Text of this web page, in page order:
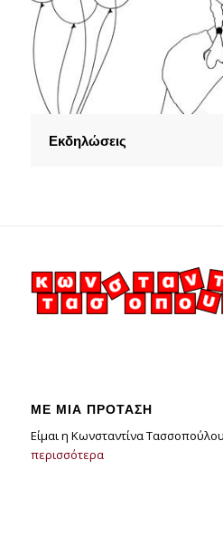
Εκδηλώσεις
ΜΕ ΜΙΑ ΠΡΌΤΑΣΗ
Είμαι η Κωνσταντίνα
περισσότερα